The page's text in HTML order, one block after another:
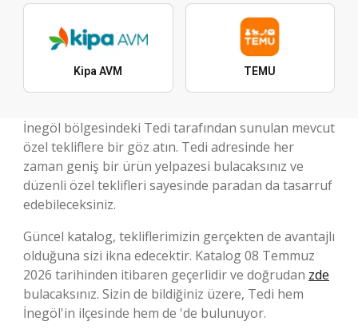
Kipa AVM TEMU
İnegöl bölgesindeki Tedi tarafından sunulan mevcut
özel tekliflere bir göz atın. Tedi adresinde her
zaman geniş bir ürün yelpazesi bulacaksınız ve
düzenli özel teklifleri sayesinde paradan da tasarruf
edebileceksiniz.
Güncel katalog, tekliflerimizin gerçekten de avantajlı
olduğuna sizi ikna edecektir. Katalog 08 Temmuz
2026 tarihinden itibaren geçerlidir ve doğrudan zde
bulacaksınız. Sizin de bildiğiniz üzere, Tedi hem
İnegöl'in ilçesinde hem de 'de bulunuyor.